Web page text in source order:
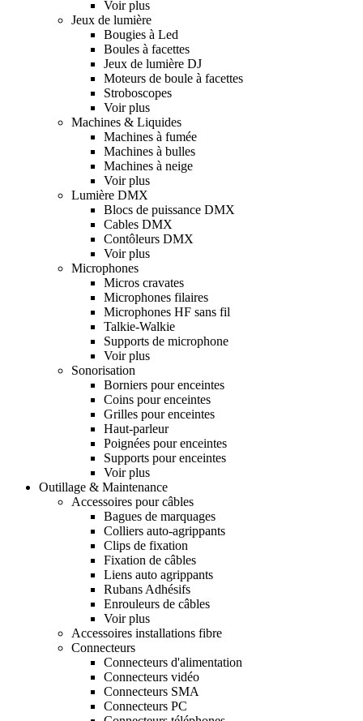
Voir plus
Jeux de lumière
Bougies à Led
Boules à facettes
Jeux de lumière DJ
Moteurs de boule à facettes
Stroboscopes
Voir plus
Machines & Liquides
Machines à fumée
Machines à bulles
Machines à neige
Voir plus
Lumière DMX
Blocs de puissance DMX
Cables DMX
Contôleurs DMX
Voir plus
Microphones
Micros cravates
Microphones filaires
Microphones HF sans fil
Talkie-Walkie
Supports de microphone
Voir plus
Sonorisation
Borniers pour enceintes
Coins pour enceintes
Grilles pour enceintes
Haut-parleur
Poignées pour enceintes
Supports pour enceintes
Voir plus
Outillage & Maintenance
Accessoires pour câbles
Bagues de marquages
Colliers auto-agrippants
Clips de fixation
Fixation de câbles
Liens auto agrippants
Rubans Adhésifs
Enrouleurs de câbles
Voir plus
Accessoires installations fibre
Connecteurs
Connecteurs d'alimentation
Connecteurs vidéo
Connecteurs SMA
Connecteurs PC